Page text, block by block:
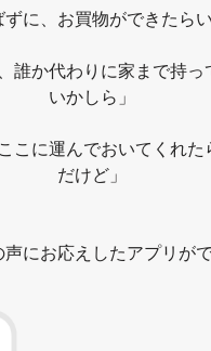
ずに、お買物ができたら
誰か代わりに家まで持
いかしら」
こに運んでおいてくれ
だけど」
にお応えしたアプリが